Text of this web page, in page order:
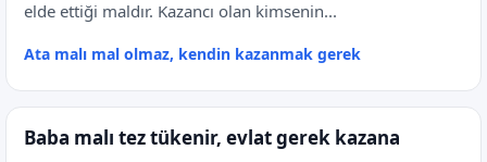
elde ettiği maldır. Kazancı olan kimsenin...
Ata malı mal olmaz, kendin kazanmak gerek
Baba malı tez tükenir, evlat gerek kazana